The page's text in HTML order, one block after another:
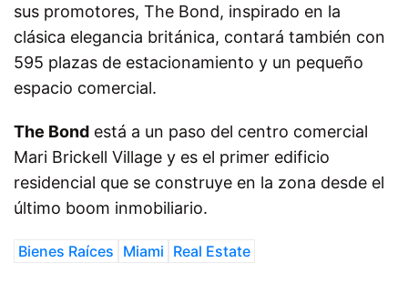
sus promotores, The Bond, inspirado en la
clásica elegancia británica, contará también con
595 plazas de estacionamiento y un pequeño
espacio comercial.
The Bond está a un paso del centro comercial
Mari Brickell Village y es el primer edificio
residencial que se construye en la zona desde el
último boom inmobiliario.
Bienes Raíces Miami Real Estate